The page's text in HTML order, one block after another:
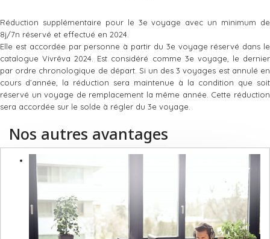
Réduction supplémentaire pour le 3e voyage avec un minimum de
8j/7n réservé et effectué en 2024.
Elle est accordée par personne à partir du 3e voyage réservé dans le
catalogue Vivrêva 2024. Est considéré comme 3e voyage, le dernier
par ordre chronologique de départ. Si un des 3 voyages est annulé en
cours d’année, la réduction sera maintenue à la condition que soit
réservé un voyage de remplacement la même année. Cette réduction
sera accordée sur le solde à régler du 3e voyage.
Nos autres avantages